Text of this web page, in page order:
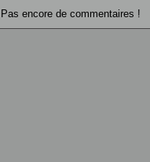
Pas encore de commentaires !